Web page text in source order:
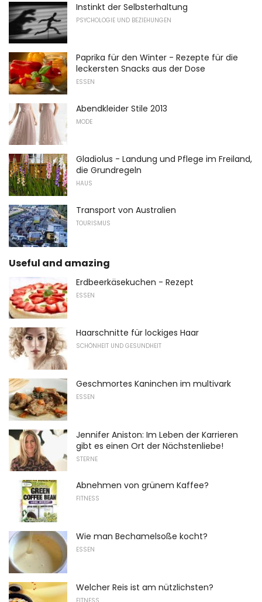
Instinkt der Selbsterhaltung
PSYCHOLOGIE UND BEZIEHUNGEN
Paprika für den Winter - Rezepte für die
leckersten Snacks aus der Dose
ESSEN
Abendkleider Stile 2013
MODE
Gladiolus - Landung und Pflege im Freiland,
die Grundregeln
HAUS
Transport von Australien
TOURISMUS
Useful and amazing
Erdbeerkäsekuchen - Rezept
ESSEN
Haarschnitte für lockiges Haar
SCHÖNHEIT UND GESUNDHEIT
Geschmortes Kaninchen im multivark
ESSEN
Jennifer Aniston: Im Leben der Karrieren
gibt es einen Ort der Nächstenliebe!
STERNE
Abnehmen von grünem Kaffee?
FITNESS
Wie man Bechamelsoße kocht?
ESSEN
Welcher Reis ist am nützlichsten?